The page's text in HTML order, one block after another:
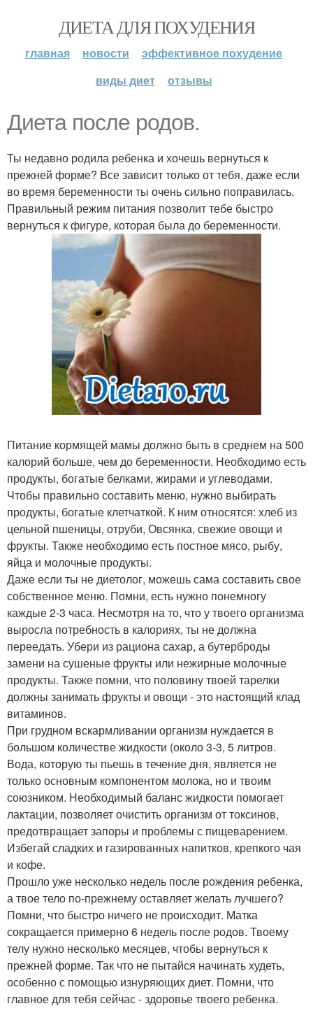
ДИЕТА ДЛЯ ПОХУДЕНИЯ
главная новости
эффективное похудение
виды диет
отзывы
Диета после родов.
Ты недавно родила ребенка и хочешь вернуться к
прежней форме? Все зависит только от тебя, даже если
во время беременности ты очень сильно поправилась.
Правильный режим питания позволит тебе быстро
вернуться к фигуре, которая была до беременности.
Питание кормящей мамы должно быть в среднем на 500
калорий больше, чем до беременности. Необходимо есть
продукты, богатые белками, жирами и углеводами.
Чтобы правильно составить меню, нужно выбирать
продукты, богатые клетчаткой. К ним относятся: хлеб из
цельной пшеницы, отруби, Овсянка, свежие овощи и
фрукты. Также необходимо есть постное мясо, рыбу,
яйца и молочные продукты.
Даже если ты не диетолог, можешь сама составить свое
собственное меню. Помни, есть нужно понемногу
каждые 2-3 часа. Несмотря на то, что у твоего организма
выросла потребность в калориях, ты не должна
переедать. Убери из рациона сахар, а бутерброды
замени на сушеные фрукты или нежирные молочные
продукты. Также помни, что половину твоей тарелки
должны занимать фрукты и овощи - это настоящий клад
витаминов.
При грудном вскармливании организм нуждается в
большом количестве жидкости (около 3-3, 5 литров.
Вода, которую ты пьешь в течение дня, является не
только основным компонентом молока, но и твоим
союзником. Необходимый баланс жидкости помогает
лактации, позволяет очистить организм от токсинов,
предотвращает запоры и проблемы с пищеварением.
Избегай сладких и газированных напитков, крепкого чая
и кофе.
Прошло уже несколько недель после рождения ребенка,
а твое тело по-прежнему оставляет желать лучшего?
Помни, что быстро ничего не происходит. Матка
сокращается примерно 6 недель после родов. Твоему
телу нужно несколько месяцев, чтобы вернуться к
прежней форме. Так что не пытайся начинать худеть,
особенно с помощью изнуряющих диет. Помни, что
главное для тебя сейчас - здоровье твоего ребенка.